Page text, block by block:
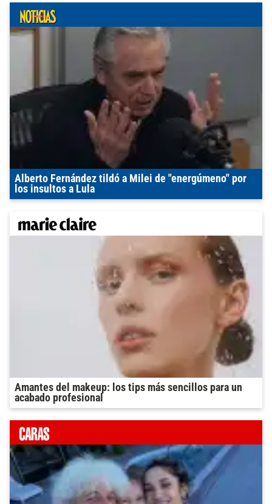
Alberto Fernández tildó a Milei de "energúmeno" por
los insultos a Lula
Amantes del makeup: los tips más sencillos para un
acabado profesional